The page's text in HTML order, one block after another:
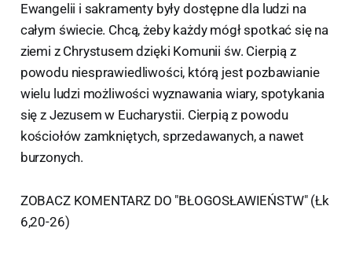
Ewangelii i sakramenty były dostępne dla ludzi na
całym świecie. Chcą, żeby każdy mógł spotkać się na
ziemi z Chrystusem dzięki Komunii św. Cierpią z
powodu niesprawiedliwości, którą jest pozbawianie
wielu ludzi możliwości wyznawania wiary, spotykania
się z Jezusem w Eucharystii. Cierpią z powodu
kościołów zamkniętych, sprzedawanych, a nawet
burzonych.
ZOBACZ KOMENTARZ DO "BŁOGOSŁAWIEŃSTW" (Łk
6,20-26)